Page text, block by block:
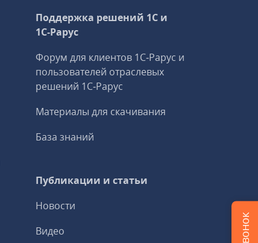
Поддержка решений 1С и
1С‑Рарус
Форум для клиентов 1С‑Рарус и
пользователей отраслевых
решений 1С‑Рарус
Материалы для скачивания
База знаний
Публикации и статьи
Новости
Видео